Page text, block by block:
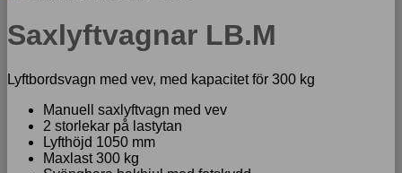
Saxlyftvagnar LB.M
Lyftbordsvagn med vev, med kapacitet för 300 kg
Manuell saxlyftvagn med vev
2 storlekar på lastytan
Lyfthöjd 1050 mm
Maxlast 300 kg